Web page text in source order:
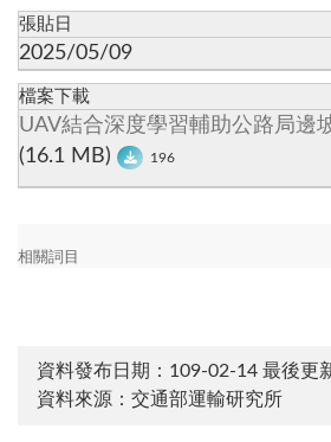
張貼日
2025/05/09
檔案下載
UAV結合深度學習輔助公路局邊
(16.1 MB)
196
相關詞目
資料發布日期：109-02-14 最後更
資料來源：交通部運輸研究所